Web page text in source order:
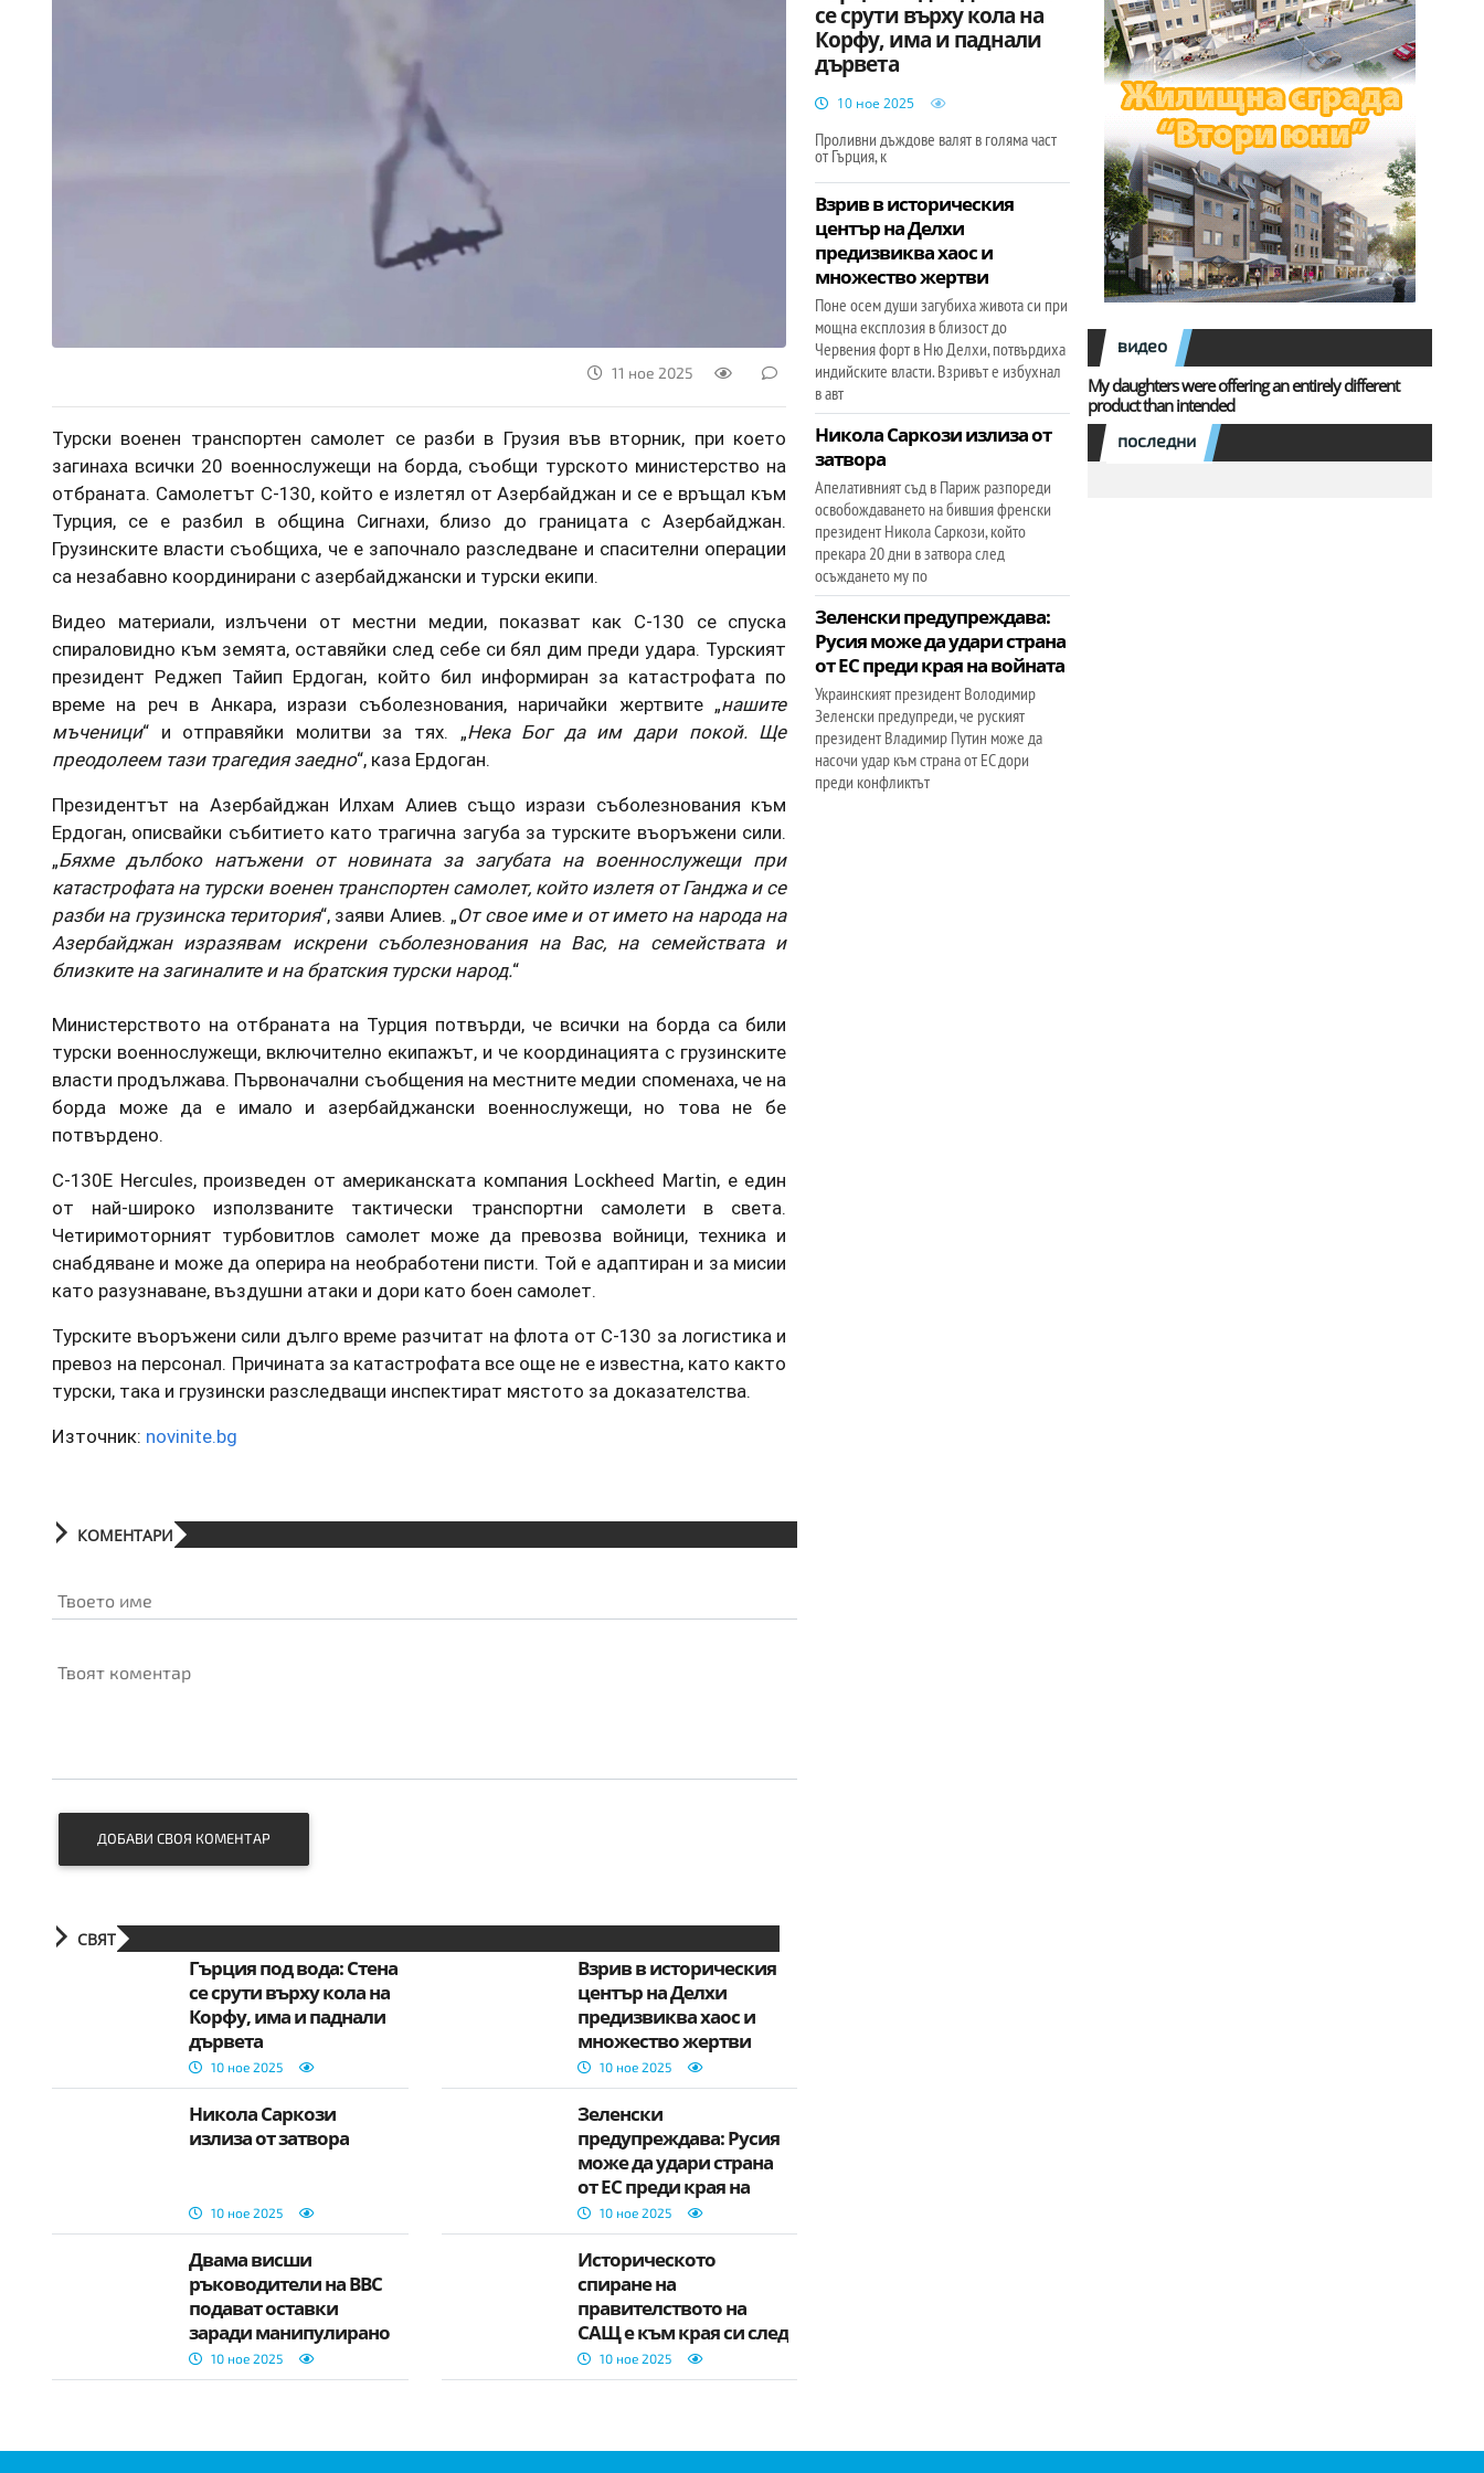
11 ное 2025
Турски военен транспортен самолет се разби в Грузия във вторник, при което
загинаха всички 20 военнослужещи на борда, съобщи турското министерство на
отбраната. Самолетът C-130, който е излетял от Азербайджан и се е връщал към
Турция, се е разбил в община Сигнахи, близо до границата с Азербайджан.
Грузинските власти съобщиха, че е започнало разследване и спасителни операции
са незабавно координирани с азербайджански и турски екипи.
Видео материали, излъчени от местни медии, показват как C-130 се спуска
спираловидно към земята, оставяйки след себе си бял дим преди удара. Турският
президент Реджеп Тайип Ердоган, който бил информиран за катастрофата по
време на реч в Анкара, изрази съболезнования, наричайки жертвите „нашите
мъченици“ и отправяйки молитви за тях. „Нека Бог да им дари покой. Ще
преодолеем тази трагедия заедно“, каза Ердоган.
Президентът на Азербайджан Илхам Алиев също изрази съболезнования към
Ердоган, описвайки събитието като трагична загуба за турските въоръжени сили.
„Бяхме дълбоко натъжени от новината за загубата на военнослужещи при
катастрофата на турски военен транспортен самолет, който излетя от Ганджа и се
разби на грузинска територия“, заяви Алиев. „От свое име и от името на народа на
Азербайджан изразявам искрени съболезнования на Вас, на семействата и
близките на загиналите и на братския турски народ.“
Министерството на отбраната на Турция потвърди, че всички на борда са били
турски военнослужещи, включително екипажът, и че координацията с грузинските
власти продължава. Първоначални съобщения на местните медии споменаха, че на
борда може да е имало и азербайджански военнослужещи, но това не бе
потвърдено.
C-130E Hercules, произведен от американската компания Lockheed Martin, е един
от най-широко използваните тактически транспортни самолети в света.
Четиримоторният турбовитлов самолет може да превозва войници, техника и
снабдяване и може да оперира на необработени писти. Той е адаптиран и за мисии
като разузнаване, въздушни атаки и дори като боен самолет.
Турските въоръжени сили дълго време разчитат на флота от C-130 за логистика и
превоз на персонал. Причината за катастрофата все още не е известна, като както
турски, така и грузински разследващи инспектират мястото за доказателства.
Източник: novinite.bg
КОМЕНТАРИ
Твоето име
Твоят коментар
ДОБАВИ СВОЯ КОМЕНТАР
СВЯТ
Гърция под вода: Стена
се срути върху кола на
Корфу, има и паднали
дървета
10 ное 2025
Взрив в историческия
център на Делхи
предизвиква хаос и
множество жертви
10 ное 2025
Никола Саркози
излиза от затвора
10 ное 2025
Зеленски
предупреждава: Русия
може да удари страна
от ЕС преди края на
войната
10 ное 2025
Двама висши
ръководители на BBC
подават оставки
заради манипулирано
видео с Тръмп
10 ное 2025
Историческото
спиране на
правителството на
САЩ е към края си след
сделка в Сената
10 ное 2025
се срути върху кола на
Корфу, има и паднали
дървета
10 ное 2025
Проливни дъждове валят в голяма част
от Гърция, к
Взрив в историческия
център на Делхи
предизвиква хаос и
множество жертви
Поне осем души загубиха живота си при
мощна експлозия в близост до
Червения форт в Ню Делхи, потвърдиха
индийските власти. Взривът е избухнал
в авт
Никола Саркози излиза от
затвора
Апелативният съд в Париж разпореди
освобождаването на бившия френски
президент Никола Саркози, който
прекара 20 дни в затвора след
осъждането му по
Зеленски предупреждава:
Русия може да удари страна
от ЕС преди края на войната
Украинският президент Володимир
Зеленски предупреди, че руският
президент Владимир Путин може да
насочи удар към страна от ЕС дори
преди конфликтът
видео
My daughters were offering an entirely different
product than intended
последни